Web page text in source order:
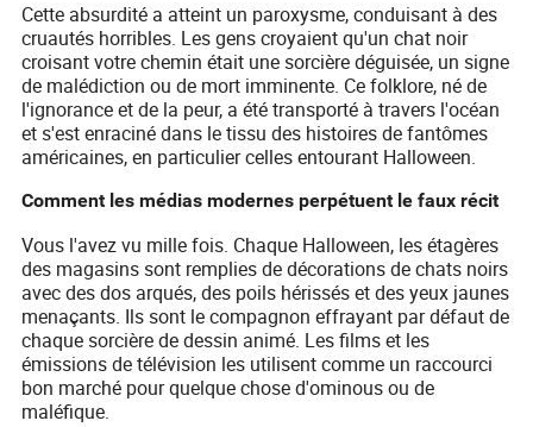
Cette absurdité a atteint un paroxysme, conduisant à des
cruautés horribles. Les gens croyaient qu'un chat noir
croisant votre chemin était une sorcière déguisée, un signe
de malédiction ou de mort imminente. Ce folklore, né de
l'ignorance et de la peur, a été transporté à travers l'océan
et s'est enraciné dans le tissu des histoires de fantômes
américaines, en particulier celles entourant Halloween.
Comment les médias modernes perpétuent le faux récit
Vous l'avez vu mille fois. Chaque Halloween, les étagères
des magasins sont remplies de décorations de chats noirs
avec des dos arqués, des poils hérissés et des yeux jaunes
menaçants. Ils sont le compagnon effrayant par défaut de
chaque sorcière de dessin animé. Les films et les
émissions de télévision les utilisent comme un raccourci
bon marché pour quelque chose d'ominous ou de
maléfique.